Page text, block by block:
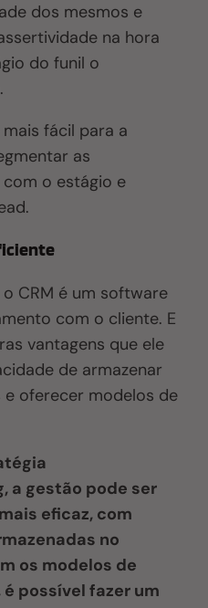
dos mesmos e
na hora
do funil o
fácil para a
as
o estágio e
CRM é um software
com o cliente. E
vantagens que ele
de armazenar
oferecer modelos de
a gestão pode ser
eficaz, com
no
os modelos de
possível fazer um